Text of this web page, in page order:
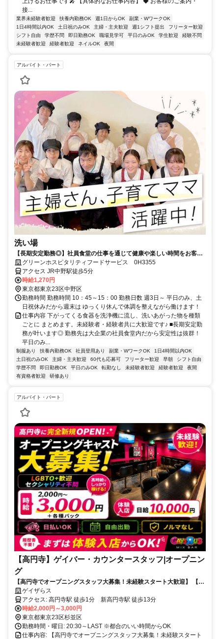
接...
業界未経験者歓迎 扶養内勤務OK 週1日からOK
副業・WワークOK
1日4時間以内OK
土日祝のみOK 主婦・主夫歓迎 週1シフト提出
フリーター歓迎
シフト自由
学歴不問 即日勤務OK 職場見学可 平日のみOK 学生歓迎
経験不問
未経験者歓迎
経験者歓迎 ネイルOK 夜間
アルバイト・パート
洗い場
【長期安定勤務◎】社員食堂の仕事を通じて健康や楽しい時間をお客様
にお届けしませんか？
グリーンホスピタリティフードサービス 0H3355
アクセス JR中野駅徒歩5分
時給1,270円
東京都東京23区中野区
勤務時間 勤務時間 10：45～15：00 勤務日数 週3日～ 平日のみ、土
日祝休みだから週末は ゆっくり休んで体調を整えながら働けます！
仕事内容 下がってくる食器を洗浄機に流し、洗いあがった物を種類
ごとに まとめます。未経験者・経験者共に大歓迎です♪ ■長期安定勤
務が叶います◎ 勤務先は大企業の社員食堂内だから安定性は抜群！
平日のみ...
制服あり 扶養内勤務OK 社員登用あり 副業・WワークOK
1日4時間以内OK
土日祝のみOK
主婦・主夫歓迎 60代も応募可 フリーター歓迎 早朝
シフト自由
学歴不問
即日勤務OK 平日のみOK 転勤なし 未経験者歓迎 経験者歓迎
夜間
有資格者歓迎
研修あり
アルバイト・パート
【高円寺】ゲイバー・カウンタースタッフ|オープニン
グ
【高円寺でオープニングスタッフ大募集！未経験スタート大歓迎】 【時
給2,000円～3,000円＋各種バック！日払いOK・週1日・1日3時間～
OK】 【ゲイバー・バーで楽しく働きながら高収入を目指せます！】
ゲイザらス
アクセス: 高円寺駅 徒歩1分 新高円寺駅 徒歩13分
時給2,000円～3,000円
東京都東京23区杉並区
勤務時間・曜日: 20:30～LAST ※都合のいい時間からOK
仕事内容: 【高円寺でオープニングスタッフ大募集！未経験スタート